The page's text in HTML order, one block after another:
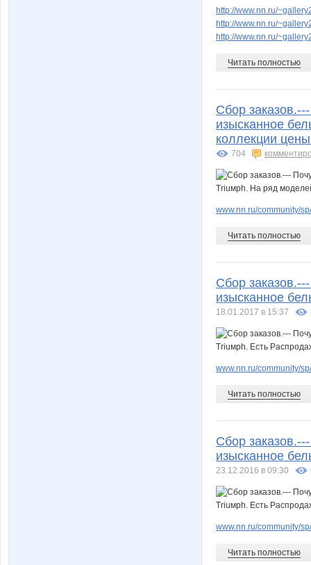
http://www.nn.ru/
http://www.nn.ru/
http://www.nn.ru/
Читать полностью
Сбор
изысканное
коллекции
704
www.nn.ru/community/
Читать полностью
Сбор
изысканное
18.01.2017 в 15:37
www.nn.ru/community/
Читать полностью
Сбор
изысканное
23.12.2016 в 09:30
www.nn.ru/community/
Читать полностью